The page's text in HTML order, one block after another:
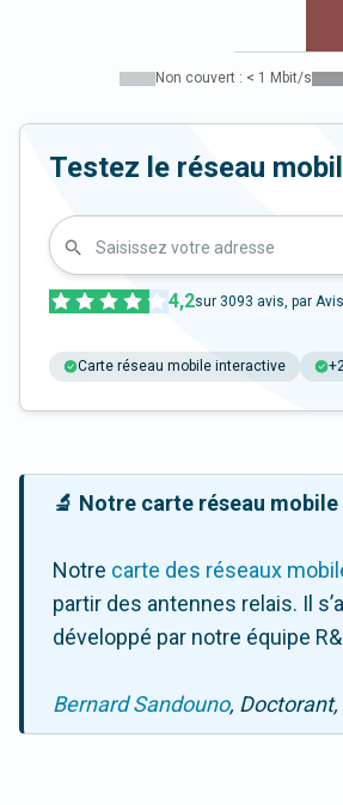
Non couvert : < 1 Mbit/s
Testez le réseau
Saisissez votre adresse
4,2sur 3093 avis, par
Carte réseau mobile interactive
🔬 Notre carte réseau
Notre carte des réseaux
partir des antennes relais. Il
développé par notre équipe
Bernard Sandouno,